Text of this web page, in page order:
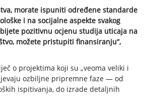
morate ispuniti određene standarde
i na socijalne aspekte svakog
pozitivnu ocjenu studija uticaja na
možete pristupiti finansiranju“,
o projektima koji su „veoma veliki i
ozbiljne pripremne faze — od
ispitivanja, do izrade detaljnih